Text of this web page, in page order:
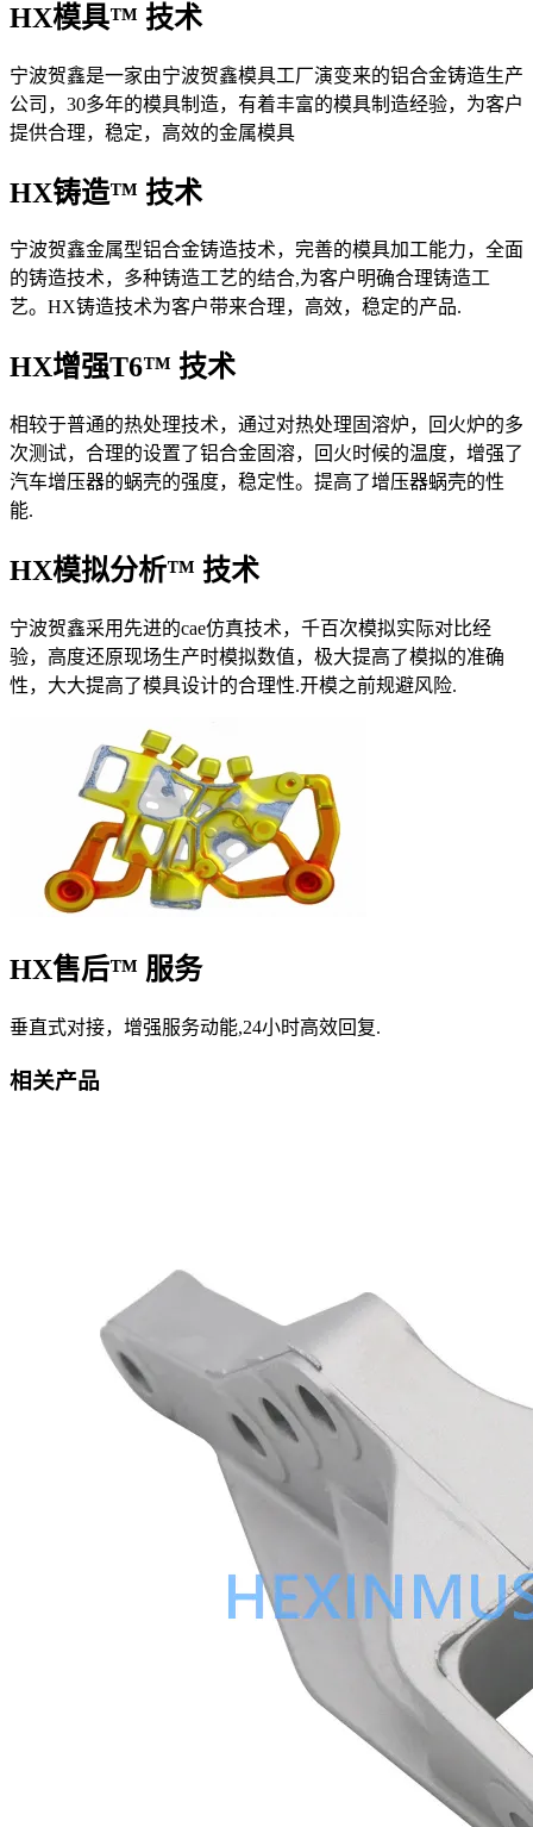
HX模具™ 技术
宁波贺鑫是一家由宁波贺鑫模具工厂演变来的铝合金铸造生产
公司，30多年的模具制造，有着丰富的模具制造经验，为客户
提供合理，稳定，高效的金属模具
HX铸造™ 技术
宁波贺鑫金属型铝合金铸造技术，完善的模具加工能力，全面
的铸造技术，多种铸造工艺的结合,为客户明确合理铸造工
艺。HX铸造技术为客户带来合理，高效，稳定的产品.
HX增强T6™ 技术
相较于普通的热处理技术，通过对热处理固溶炉，回火炉的多
次测试，合理的设置了铝合金固溶，回火时候的温度，增强了
汽车增压器的蜗壳的强度，稳定性。提高了增压器蜗壳的性
能.
HX模拟分析™ 技术
宁波贺鑫采用先进的cae仿真技术，千百次模拟实际对比经
验，高度还原现场生产时模拟数值，极大提高了模拟的准确
性，大大提高了模具设计的合理性.开模之前规避风险.
HX售后™ 服务
垂直式对接，增强服务动能,24小时高效回复.
相关产品